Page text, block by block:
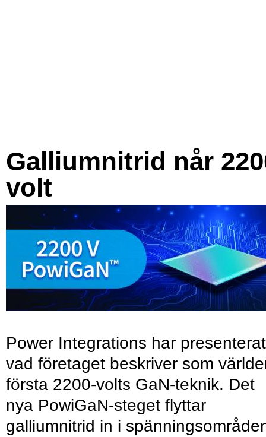
Galliumnitrid når
volt
Power Integrations har presenterat
vad företaget beskriver som
första 2200-volts GaN-teknik. Det
nya PowiGaN-steget flyttar
galliumnitrid in i